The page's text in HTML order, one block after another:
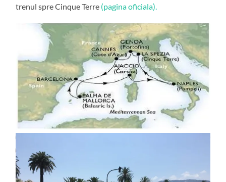
trenul spre Cinque Terre (pagina oficiala).